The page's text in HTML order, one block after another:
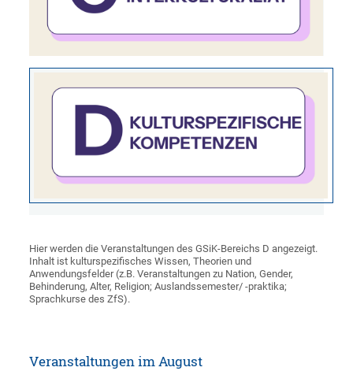
Hier werden die Veranstaltungen des GSiK-Bereichs D angezeigt.
Inhalt ist kulturspezifisches Wissen, Theorien und
Anwendungsfelder (z.B. Veranstaltungen zu Nation, Gender,
Behinderung, Alter, Religion; Auslandssemester/ -praktika;
Sprachkurse des ZfS).
Veranstaltungen im August